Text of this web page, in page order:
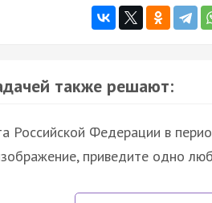
также решают:
Российской Федерации в
приведите одно